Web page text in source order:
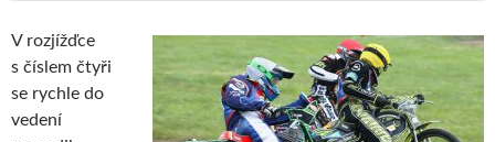
V rozjížďce
s číslem čtyři
se rychle do
vedení